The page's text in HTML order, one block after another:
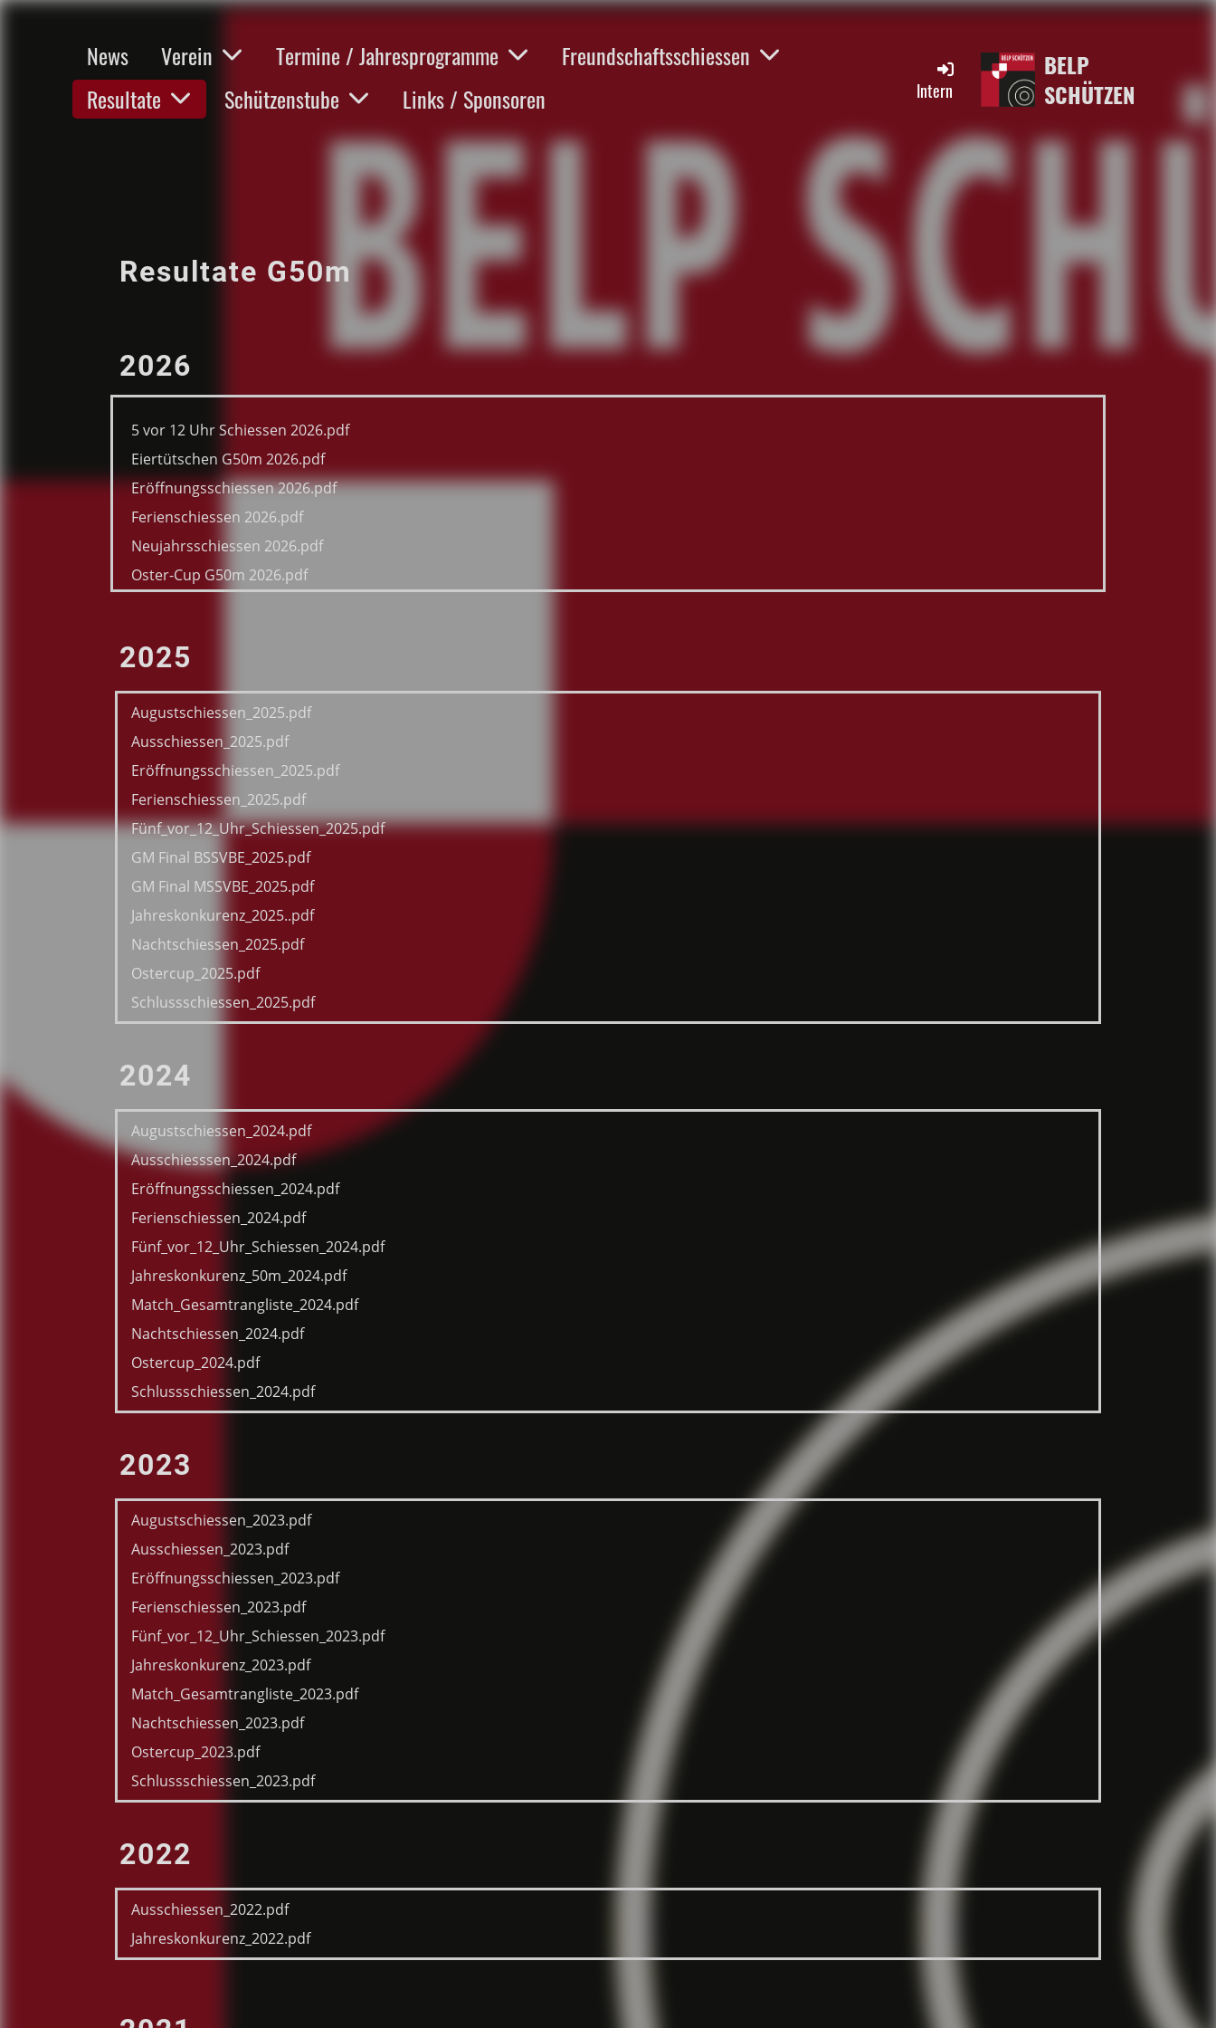
News Verein Termine / Jahresprogramme
Freundschaftsschiessen
Resultate
Schützenstube Links / Sponsoren Intern
BELP
SCHÜTZEN
Resultate G50m
2026
5 vor 12 Uhr Schiessen 2026.pdf
Eiertütschen G50m 2026.pdf
Eröffnungsschiessen 2026.pdf
Ferienschiessen 2026.pdf
Neujahrsschiessen 2026.pdf
Oster-Cup G50m 2026.pdf
2025
Augustschiessen_2025.pdf
Ausschiessen_2025.pdf
Eröffnungsschiessen_2025.pdf
Ferienschiessen_2025.pdf
Fünf_vor_12_Uhr_Schiessen_2025.pdf
GM Final BSSVBE_2025.pdf
GM Final MSSVBE_2025.pdf
Jahreskonkurenz_2025..pdf
Nachtschiessen_2025.pdf
Ostercup_2025.pdf
Schlussschiessen_2025.pdf
2024
Augustschiessen_2024.pdf
Ausschiesssen_2024.pdf
Eröffnungsschiessen_2024.pdf
Ferienschiessen_2024.pdf
Fünf_vor_12_Uhr_Schiessen_2024.pdf
Jahreskonkurenz_50m_2024.pdf
Match_Gesamtrangliste_2024.pdf
Nachtschiessen_2024.pdf
Ostercup_2024.pdf
Schlussschiessen_2024.pdf
2023
Augustschiessen_2023.pdf
Ausschiessen_2023.pdf
Eröffnungsschiessen_2023.pdf
Ferienschiessen_2023.pdf
Fünf_vor_12_Uhr_Schiessen_2023.pdf
Jahreskonkurenz_2023.pdf
Match_Gesamtrangliste_2023.pdf
Nachtschiessen_2023.pdf
Ostercup_2023.pdf
Schlussschiessen_2023.pdf
2022
Ausschiessen_2022.pdf
Jahreskonkurenz_2022.pdf